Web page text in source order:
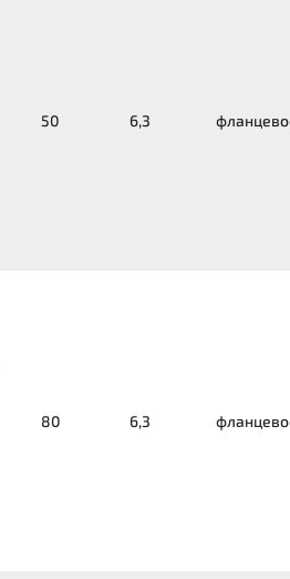
50 6,3
80 6,3